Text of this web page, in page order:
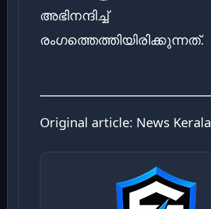
അഭിനന്ദിച്ച്
രംഗത്തെത്തിയിരിക്കുന്നത്.
Original article: News Kerala